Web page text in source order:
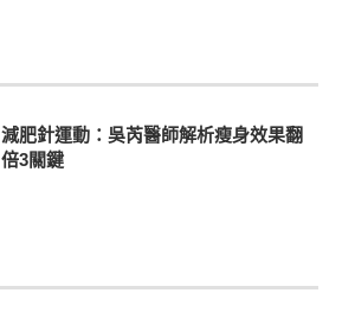
減肥針運動：吳芮醫師解析瘦身效果翻
倍3關鍵